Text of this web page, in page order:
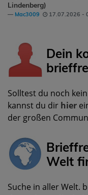
Lindenberg)
Mac3009 17.07.2026 -
Dein
Solltest du noch
kannst du dir hier
der großen
Welt
Suche in aller Welt.